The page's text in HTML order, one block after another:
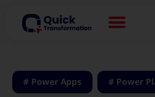
Power Apps Power